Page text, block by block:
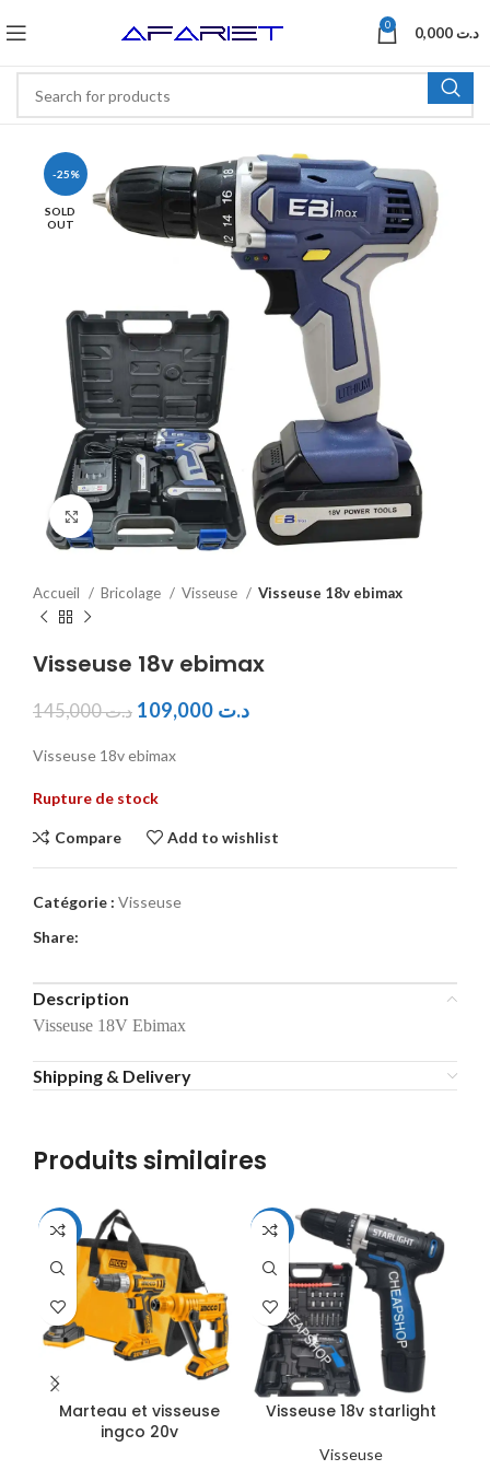
0 د.ت
-25%
SOLD
OUT
Click to enlarge
Accueil Bricolage Visseuse Visseuse 18v ebimax
Visseuse 18v ebimax
د.ت145,000 د.ت
Visseuse 18v ebimax
Rupture de stock
Compare Add to wishlist
Catégorie : Visseuse
Share:
Description
Visseuse 18V Ebimax
Shipping & Delivery
Produits similaires
-9%
Marteau et visseuse
ingco 20v
-13%
Visseuse 18v starlight
Visseuse